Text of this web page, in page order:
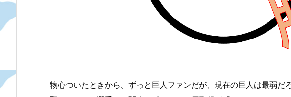
物心ついたときから、ずっと巨人ファンだが、現在の巨人は最弱だ